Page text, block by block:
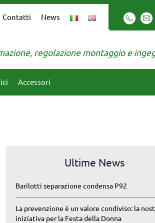
Contatti News
regolazione montaggio e
Accessori
Ultime News
Barilotti separazione condensa P92
La prevenzione è un valore condiviso: la
iniziativa per la Festa della Donna